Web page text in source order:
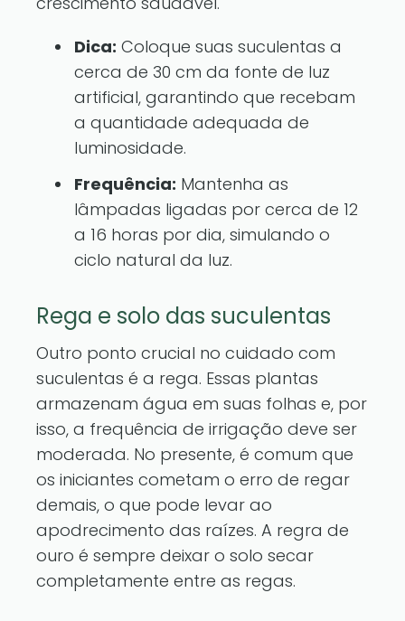
Dica: Coloque suas suculentas a
cerca de 30 cm da fonte de luz
artificial, garantindo que recebam
a quantidade adequada de
luminosidade.
Frequência: Mantenha as
lâmpadas ligadas por cerca de 12
a 16 horas por dia, simulando o
ciclo natural da luz.
Rega e solo das suculentas
Outro ponto crucial no cuidado com
suculentas é a rega. Essas plantas
armazenam água em suas folhas e, por
isso, a frequência de irrigação deve ser
moderada. No presente, é comum que
os iniciantes cometam o erro de regar
demais, o que pode levar ao
apodrecimento das raízes. A regra de
ouro é sempre deixar o solo secar
completamente entre as regas.